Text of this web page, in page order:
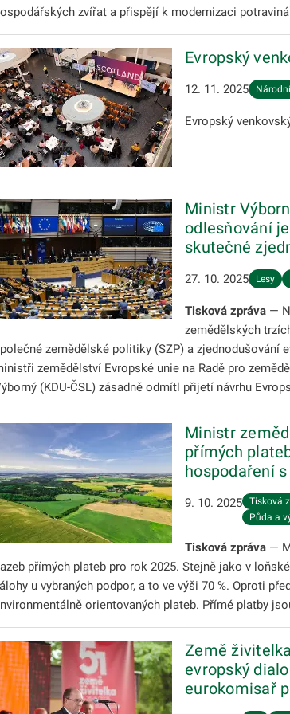
zvířat a přispějí k modernizaci
Evropský
12. 11. 2025
Evropský
Ministr
odlesňování
skutečné
27. 10. 2025 Lesy
Tisková zpráva —
zemědělských
zemědělské politiky (SZP) a
zemědělství Evropské unie na Radě pro
(KDU-ČSL) zásadně odmítl přijetí návrhu
Ministr
přímých
hospodaření
9. 10. 2025 Tisková
Půda a
Tisková zpráva —
přímých plateb pro rok 2025. Stejně jako v
u vybraných podpor, a to ve výši 70 %. Oproti
orientovaných plateb. Přímé platby
Země
evropský
eurokomisař